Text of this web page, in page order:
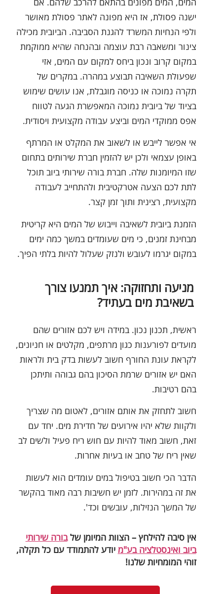
ישנה פסולת, אז היא מפונה לאתר פסולת מאושר
ולפי הנחיות המשרד להגנת הסביבה. הביובית מכילה
צינור ומשאבה רבת עוצמה ובהנחה שהיא ממוקמת
במקום קרוב ונכון ביחס למקום עם המים, אזי
שפעולת השאיבה תבוצע במהרה. במקרים של
תקרה נמוכה או כניסה מוגבלת, אנו עושים שימוש
בציוד של ביובית נמוכה המאפשרת הגעה לטווח
אפס ממוקדי המים וביצע עבודה מקצועית ויסודית.
אי אפשר לייבש או לשאוב את המקלט או המרתף
באופן עצמאי ולכן יש להזמין חברת שירותים בתחום
שזו המיומנות שלה. חברת בורה שירותי ביוב תוכל
לתת לכם הצעה אטרקטיבית ולהתחייב לעבודה
מקצועית, רצינית ותוך זמן קצר.
הזמנת ביובית לשאיבה וייבוש של המים היא קריטית
מבחינת זמנים, כי מים שעומדים במשך כמה ימים
במקום יגרמו לעובש ולנזק שעלול להיות בלתי הפיך.
מניעה ותחזוקה: איך תמנעו צורך
בשאיבת מים בעתיד?
ראשית, תכנון נכון. במידה ויש לכם אזורים שהם
מועדים לפורענות כגון מרתפים, מקלטים או חניונים,
לקראת עונת החורף חשוב לעשות בדק בית ולראות
האם יש אזורים שרמת הסיכון בהם גבוהה ותיתכן
בהם רטיבות.
חשוב לתחזק את אותם אזורים, לאטום מה שצריך
ולקוות שלא יהיו אירועים של חדירת מים. יחד עם
זאת, חשוב מאוד להיות עם חוש ריח פעיל ולשים לב
שאין ריח של טחב או בעיות אחרות.
הדבר הכי חשוב בטיפול במים עומדים הוא לעשות
את זה במהירות. לזמן יש חשיבות רבה מאוד בהקשר
של המשך הנזילות, עובשים וכד'.
אין סיבה להילחץ – הצוות המיומן שלבורה שירותי
ביוב ואינסטלציה בע"מ יודע להתמודד עם כל תקלה,
זוהי המומחיות שלנו!